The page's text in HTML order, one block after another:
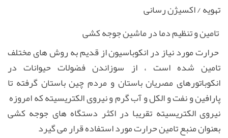
تهویه / اکسیژن رسانی
تامین و تنظیم دما در ماشین جوجه کشی
حرارت مورد نیاز در انکوباسیون از قدیم به روش های مختلف
تامین شده است ، از سوزاندن فضولات حیوانات در
انکوباتورهای مصریان باستان و مردم چین باستان گرفته تا
پارافین و نفت و الکل و آب گرم و نیروی الکتریسیته که امروزه
نیروی الکتریسیته تقریبا در اکثر دستگاه های جوجه کشی
بعنوان منبع تامین حرارت مورد استفاده قرار می گیرد